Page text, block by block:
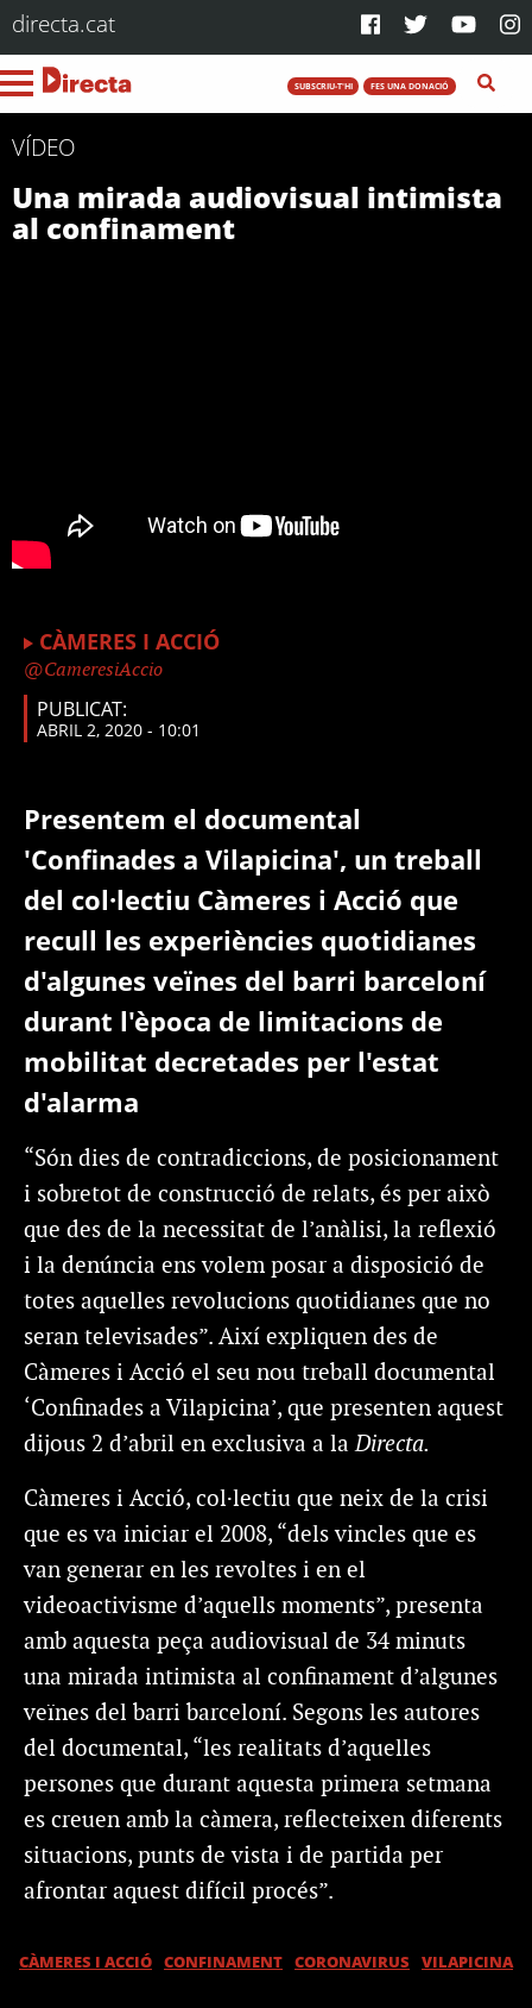
directa.cat
SUBSCRIU-T'HI FES UNA DONACIÓ
VÍDEO
Una mirada audiovisual intimista
al confinament
CÀMERES I ACCIÓ
CameresiAccio
PUBLICAT:
ABRIL 2, 2020 - 10:01
Presentem el documental
'Confinades a Vilapicina', un treball
del col·lectiu Càmeres i Acció que
recull les experiències quotidianes
d'algunes veïnes del barri barceloní
durant l'època de limitacions de
mobilitat decretades per l'estat
d'alarma
“Són dies de contradiccions, de posicionament
i sobretot de construcció de relats, és per això
que des de la necessitat de l’anàlisi, la reflexió
i la denúncia ens volem posar a disposició de
totes aquelles revolucions quotidianes que no
seran televisades”. Així expliquen des de
Càmeres i Acció el seu nou treball documental
‘Confinades a Vilapicina’, que presenten aquest
dijous 2 d’abril en exclusiva a laDirecta.
Càmeres i Acció, col·lectiu que neix de la crisi
que es va iniciar el 2008, “dels vincles que es
van generar en les revoltes i en el
videoactivisme d’aquells moments”, presenta
amb aquesta peça audiovisual de 34 minuts
una mirada intimista al confinament d’algunes
veïnes del barri barceloní. Segons les autores
del documental, “les realitats d’aquelles
persones que durant aquesta primera setmana
es creuen amb la càmera, reflecteixen diferents
situacions, punts de vista i de partida per
afrontar aquest difícil procés”.
CÀMERES I ACCIÓ CONFINAMENT CORONAVIRUS VILAPICINA